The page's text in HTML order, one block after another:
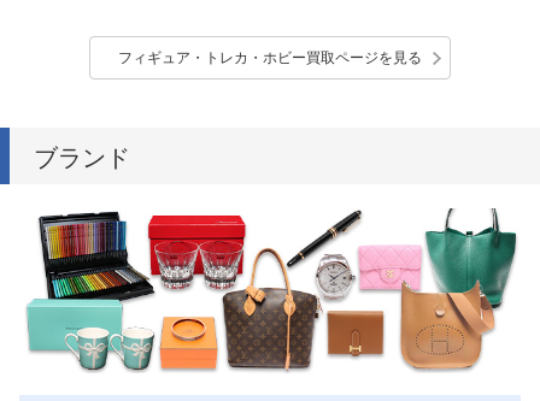
フィギュア・トレカ・ホビー買取ページを見る
ブランド